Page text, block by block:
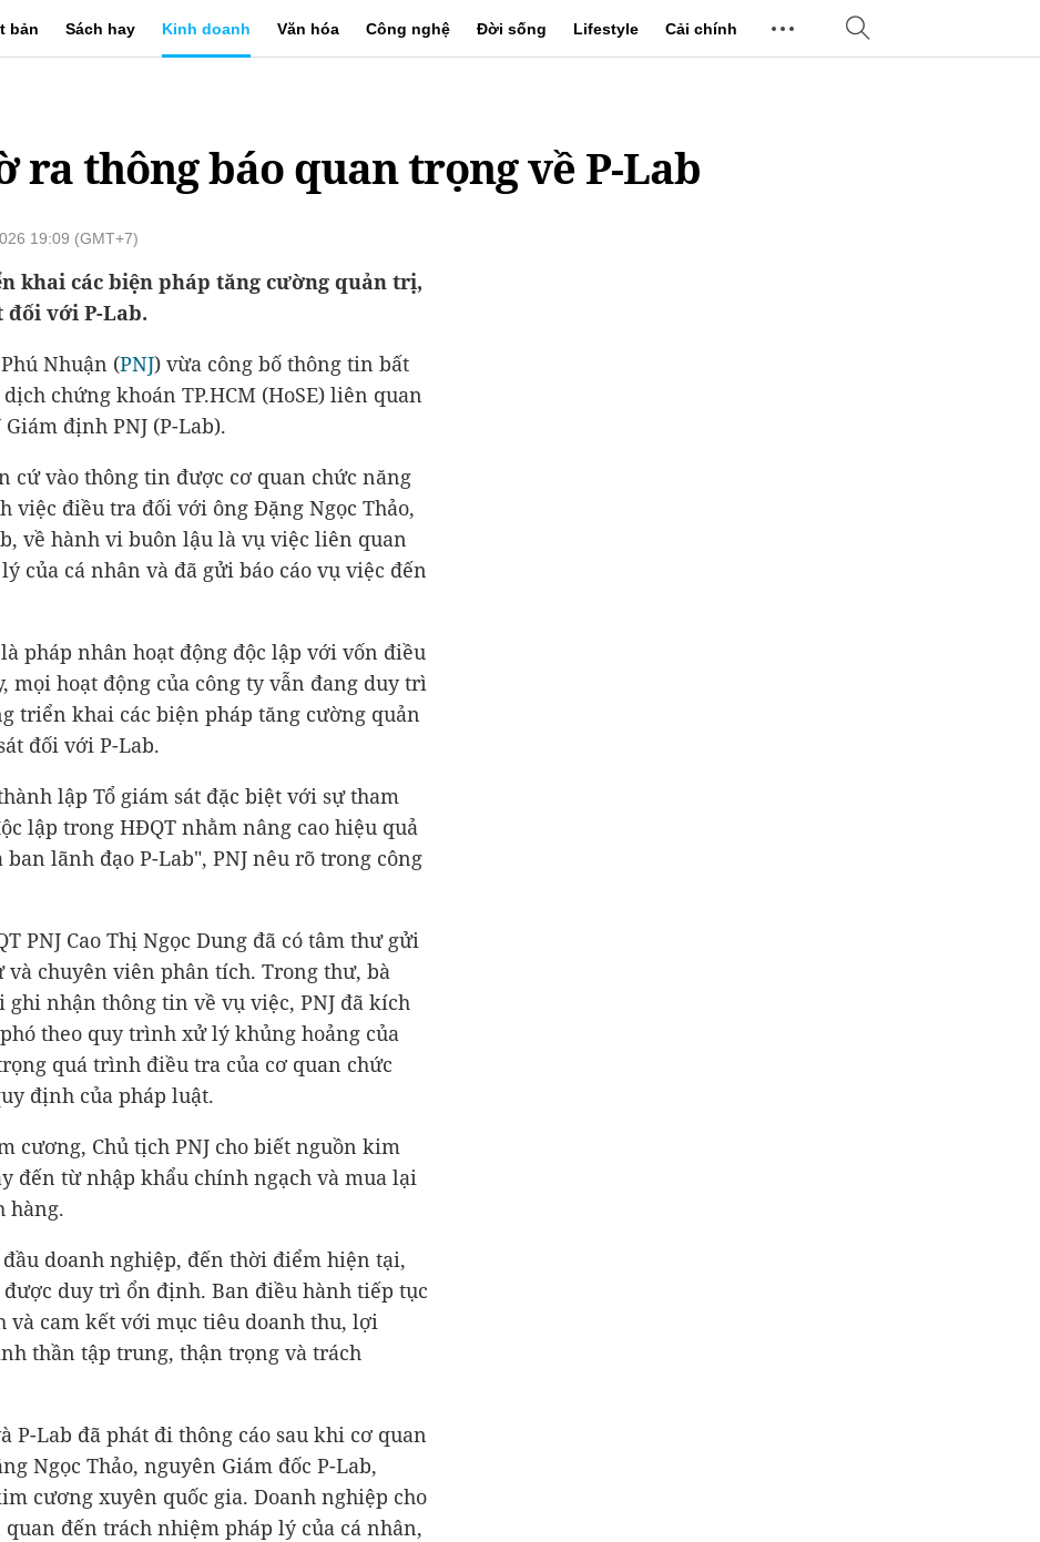
bản Sách hay Kinh doanh Văn hóa Công nghệ Đời sống Lifestyle Cải chính
ra thông báo quan trọng về P-Lab
19:09 (GMT+7)
khai các biện pháp tăng cường quản trị,
đối với P-Lab.
Nhuận (PNJ) vừa công bố thông tin bất
chứng khoán TP.HCM (HoSE) liên quan
định PNJ (P-Lab).
cứ vào thông tin được cơ quan chức năng
việc điều tra đối với ông Đặng Ngọc Thảo,
về hành vi buôn lậu là vụ việc liên quan
của cá nhân và đã gửi báo cáo vụ việc đến
pháp nhân hoạt động độc lập với vốn điều
mọi hoạt động của công ty vẫn đang duy trì
triển khai các biện pháp tăng cường quản
đối với P-Lab.
lập Tổ giám sát đặc biệt với sự tham
lập trong HĐQT nhằm nâng cao hiệu quả
ban lãnh đạo P-Lab", PNJ nêu rõ trong công
PNJ Cao Thị Ngọc Dung đã có tâm thư gửi
và chuyên viên phân tích. Trong thư, bà
ghi nhận thông tin về vụ việc, PNJ đã kích
theo quy trình xử lý khủng hoảng của
quá trình điều tra của cơ quan chức
định của pháp luật.
cương, Chủ tịch PNJ cho biết nguồn kim
đến từ nhập khẩu chính ngạch và mua lại
hàng.
doanh nghiệp, đến thời điểm hiện tại,
được duy trì ổn định. Ban điều hành tiếp tục
và cam kết với mục tiêu doanh thu, lợi
thần tập trung, thận trọng và trách
P-Lab đã phát đi thông cáo sau khi cơ quan
Ngọc Thảo, nguyên Giám đốc P-Lab,
cương xuyên quốc gia. Doanh nghiệp cho
đến trách nhiệm pháp lý của cá nhân,